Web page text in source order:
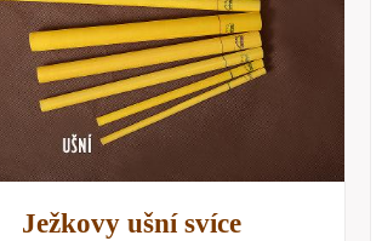
Ježkovy ušní svíce
PŘIDAT DO KOŠÍKU /
RYCHLÝ
NÁHLED